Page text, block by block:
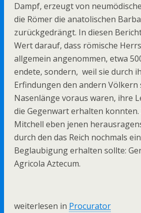
Dampf, erzeugt von
die Römer die anatolischen
zurückgedrängt. In diesen
Wert darauf, dass römische
allgemein angenommen, etwa
endete, sondern, weil sie durch
Erfindungen den andern Völkern
Nasenlänge voraus waren, ihre
die Gegenwart erhalten
Mitchell eben jenen
durch den das Reich nochmals
Beglaubigung erhalten sollte:
Agricola Aztecum.
weiterlesen in Procurator